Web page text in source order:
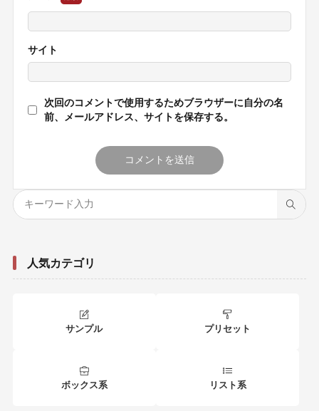
サイト
次回のコメントで使用するためブラウザーに自分の名
前、メールアドレス、サイトを保存する。
人気カテゴリ
サンプル プリセット
ボックス系 リスト系